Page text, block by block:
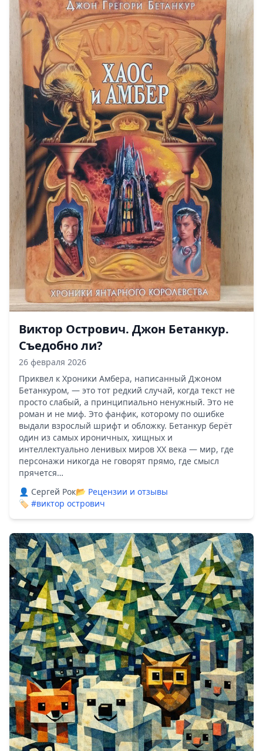
Виктор Острович. Джон Бетанкур.
Съедобно ли?
26 февраля 2026
Приквел к Хроники Амбера, написанный Джоном
Бетанкуром, — это тот редкий случай, когда текст не
просто слабый, а принципиально ненужный. Это не
роман и не миф. Это фанфик, которому по ошибке
выдали взрослый шрифт и обложку. Бетанкур берёт
один из самых ироничных, хищных и
интеллектуально ленивых миров XX века — мир, где
персонажи никогда не говорят прямо, где смысл
прячется…
👤 Сергей Рок📂 Рецензии и отзывы
🏷️ #виктор острович